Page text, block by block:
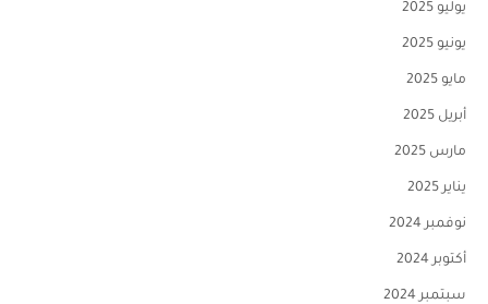
يوليو 2025
يونيو 2025
مايو 2025
أبريل 2025
مارس 2025
يناير 2025
نوفمبر 2024
أكتوبر 2024
سبتمبر 2024